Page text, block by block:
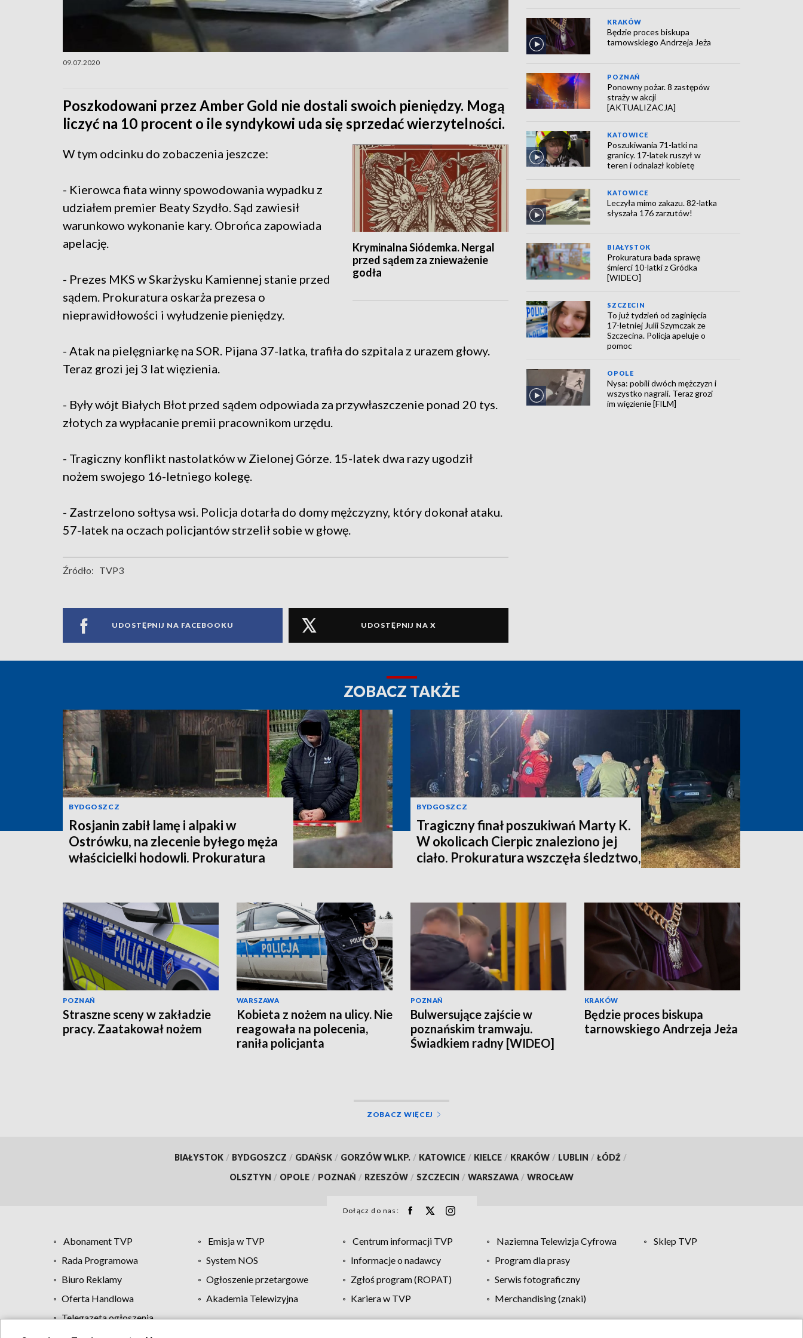
09.07.2020
Poszkodowani przez Amber Gold nie dostali swoich pieniędzy. Mogą
liczyć na 10 procent o ile syndykowi uda się sprzedać wierzytelności.
Kryminalna Siódemka. Nergal
przed sądem za znieważenie
godła
W tym odcinku do zobaczenia jeszcze:
- Kierowca fiata winny spowodowania wypadku z
udziałem premier Beaty Szydło. Sąd zawiesił
warunkowo wykonanie kary. Obrońca zapowiada
apelację.
- Prezes MKS w Skarżysku Kamiennej stanie przed
sądem. Prokuratura oskarża prezesa o
nieprawidłowości i wyłudzenie pieniędzy.
- Atak na pielęgniarkę na SOR. Pijana 37-latka, trafiła do szpitala z urazem głowy.
Teraz grozi jej 3 lat więzienia.
- Były wójt Białych Błot przed sądem odpowiada za przywłaszczenie ponad 20 tys.
złotych za wypłacanie premii pracownikom urzędu.
- Tragiczny konflikt nastolatków w Zielonej Górze. 15-latek dwa razy ugodził
nożem swojego 16-letniego kolegę.
- Zastrzelono sołtysa wsi. Policja dotarła do domy mężczyzny, który dokonał ataku.
57-latek na oczach policjantów strzelił sobie w głowę.
Źródło: TVP3
UDOSTĘPNIJ NA FACEBOOKU UDOSTĘPNIJ NA X
KRAKÓW
Będzie proces biskupa
tarnowskiego Andrzeja Jeża
POZNAŃ
Ponowny pożar. 8 zastępów
straży w akcji
[AKTUALIZACJA]
KATOWICE
Poszukiwania 71-latki na
granicy. 17-latek ruszył w
teren i odnalazł kobietę
KATOWICE
Leczyła mimo zakazu. 82-latka
słyszała 176 zarzutów!
BIAŁYSTOK
Prokuratura bada sprawę
śmierci 10-latki z Gródka
[WIDEO]
SZCZECIN
To już tydzień od zaginięcia
17-letniej Julii Szymczak ze
Szczecina. Policja apeluje o
pomoc
OPOLE
Nysa: pobili dwóch mężczyzn i
wszystko nagrali. Teraz grozi
im więzienie [FILM]
ZOBACZ TAKŻE
BYDGOSZCZ
Rosjanin zabił lamę i alpaki w
Ostrówku, na zlecenie byłego męża
właścicielki hodowli. Prokuratura
BYDGOSZCZ
Tragiczny finał poszukiwań Marty K.
W okolicach Cierpic znaleziono jej
ciało. Prokuratura wszczęła śledztwo,
POZNAŃ
Straszne sceny w zakładzie
pracy. Zaatakował nożem
WARSZAWA
Kobieta z nożem na ulicy. Nie
reagowała na polecenia,
raniła policjanta
POZNAŃ
Bulwersujące zajście w
poznańskim tramwaju.
Świadkiem radny [WIDEO]
KRAKÓW
Będzie proces biskupa
tarnowskiego Andrzeja Jeża
ZOBACZ WIĘCEJ
BIAŁYSTOK / BYDGOSZCZ / GDAŃSK / GORZÓW WLKP. / KATOWICE / KIELCE / KRAKÓW / LUBLIN / ŁÓDŹ /
OLSZTYN / OPOLE / POZNAŃ / RZESZÓW / SZCZECIN / WARSZAWA / WROCŁAW
Dołącz do nas:
Abonament TVP Emisja w TVP Centrum informacji TVP Naziemna Telewizja Cyfrowa
Sklep TVP
Rada Programowa
System NOS Informacje o nadawcy
Program dla prasy
Biuro Reklamy
Ogłoszenie przetargowe Zgłoś program (ROPAT)
Serwis fotograficzny
Oferta Handlowa
Akademia Telewizyjna Kariera w TVP
Merchandising (znaki)
Telegazeta ogłoszenia